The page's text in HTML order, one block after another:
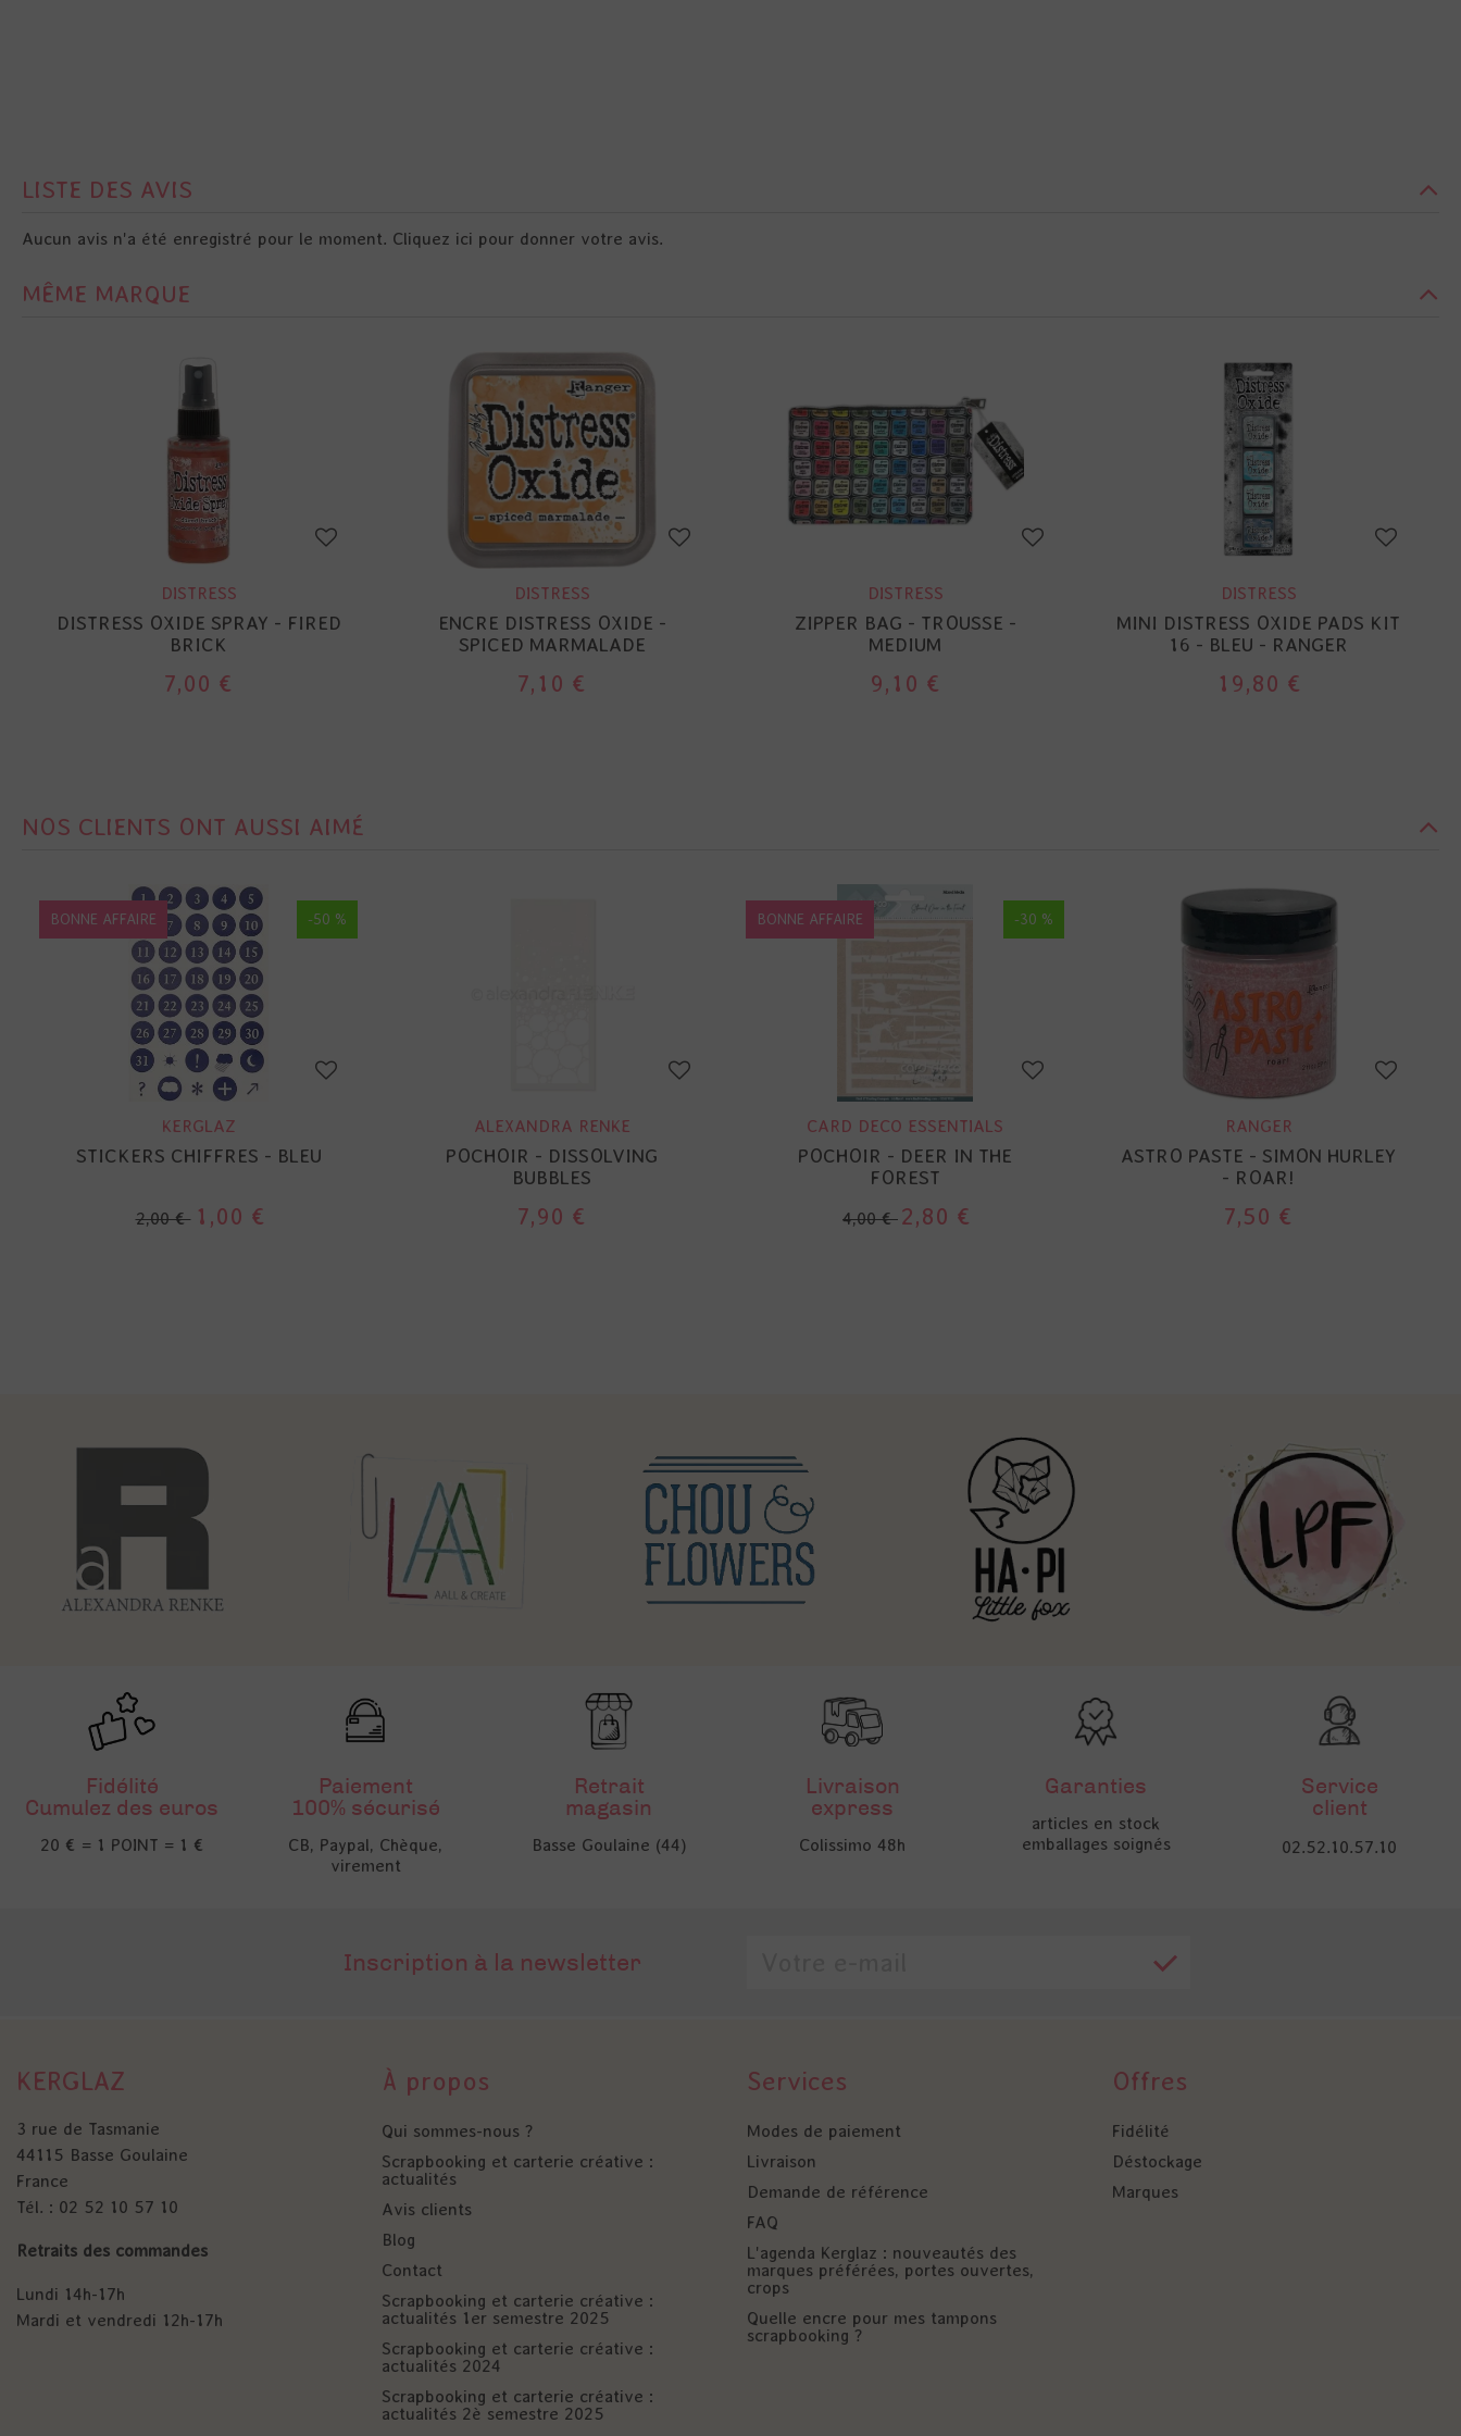
LISTE DES AVIS
Aucun avis n'a été enregistré pour le moment. Cliquez ici pour donner votre avis.
MÊME MARQUE
DISTRESS
DISTRESS OXIDE SPRAY - FIRED
BRICK
7,00 €
DISTRESS
ENCRE DISTRESS OXIDE -
SPICED MARMALADE
7,10 €
DISTRESS
ZIPPER BAG - TROUSSE -
MEDIUM
9,10 €
DISTRESS
MINI DISTRESS OXIDE PADS KIT
16 - BLEU - RANGER
19,80 €
NOS CLIENTS ONT AUSSI AIMÉ
BONNE AFFAIRE -50 %
KERGLAZ
STICKERS CHIFFRES - BLEU
2,00 € 1,00 €
ALEXANDRA RENKE
POCHOIR - DISSOLVING
BUBBLES
7,90 €
BONNE AFFAIRE -30 %
CARD DECO ESSENTIALS
POCHOIR - DEER IN THE
FOREST
4,00 € 2,80 €
RANGER
ASTRO PASTE - SIMON HURLEY
- ROAR!
7,50 €
Fidélité
Cumulez des euros
20 € = 1 POINT = 1 €
Paiement
100% sécurisé
CB, Paypal, Chèque,
virement
Retrait
magasin
Basse Goulaine (44)
Livraison
express
Colissimo 48h
Garanties
articles en stock
emballages soignés
Service
client
02.52.10.57.10
Inscription à la newsletter
KERGLAZ
3 rue de Tasmanie
44115 Basse Goulaine
France
Tél. : 02 52 10 57 10
Retraits des commandes
Lundi 14h-17h
Mardi et vendredi 12h-17h
À propos
Qui sommes-nous ?
Scrapbooking et carterie créative :
actualités
Avis clients
Blog
Contact
Scrapbooking et carterie créative :
actualités 1er semestre 2025
Scrapbooking et carterie créative :
actualités 2024
Scrapbooking et carterie créative :
actualités 2è semestre 2025
Services
Modes de paiement
Livraison
Demande de référence
FAQ
L'agenda Kerglaz : nouveautés des
marques préférées, portes ouvertes,
crops
Quelle encre pour mes tampons
scrapbooking ?
Offres
Fidélité
Déstockage
Marques